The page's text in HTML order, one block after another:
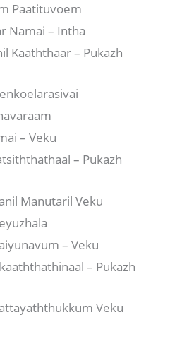
Paatituvoem
Namai – Intha
Kaaththaar – Pukazh
– Veku
– Pukazh
Manutaril Veku
– Veku
– Pukazh
Veku